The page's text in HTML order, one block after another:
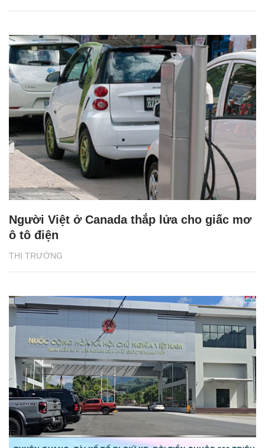
THỊ TRƯỜNG
Người Việt ở Canada thắp lửa cho giấc mơ
ô tô điện